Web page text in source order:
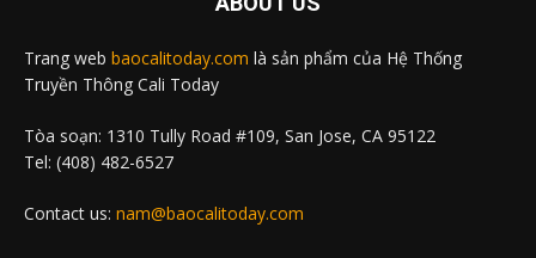
Trang web baocalitoday.com là sản phẩm của Hệ Thống
Truyền Thông Cali Today
Tòa soạn: 1310 Tully Road #109, San Jose, CA 95122
Tel: (408) 482-6527
Contact us: nam@baocalitoday.com